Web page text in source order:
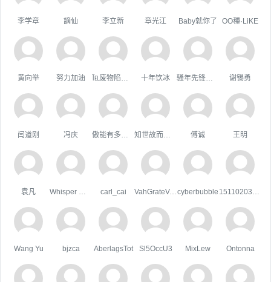
李学章 謫仙 李立新 章光江 Baby就你了 OO種·LiKE
黄向举 努力加油 十年饮冰 谢锡勇
闫道刚 冯庆 傅诚 王明
袁凡 carl_cai VahGrateVek cyberbubble
Wang Yu bjzca AberlagsTot Sl5OccU3 MixLew Ontonna